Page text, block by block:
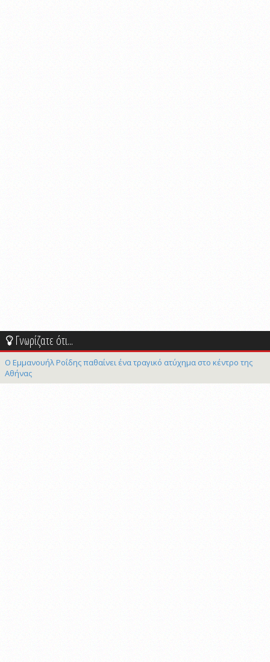
Γνωρίζατε ότι...
Ο Εμμανουήλ Ροΐδης παθαίνει ένα τραγικό ατύχημα στο κέντρο της
Αθήνας